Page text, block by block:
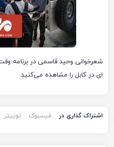
شعرخوانی وحید قاسمی در برنامه
ای در کابل را مشاهده می‌کنید.
اشتراک گذاری در فیسبوک توییتر